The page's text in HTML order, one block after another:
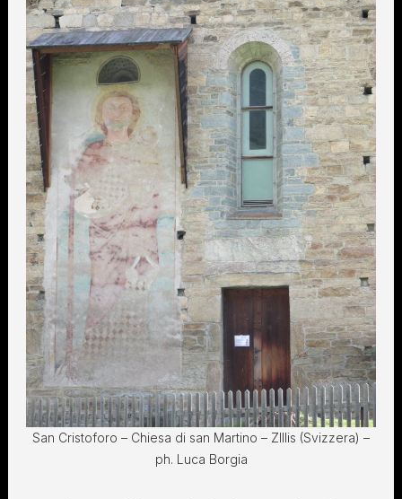
San Cristoforo – Chiesa di san Martino – ZIllis (Svizzera) –
ph. Luca Borgia